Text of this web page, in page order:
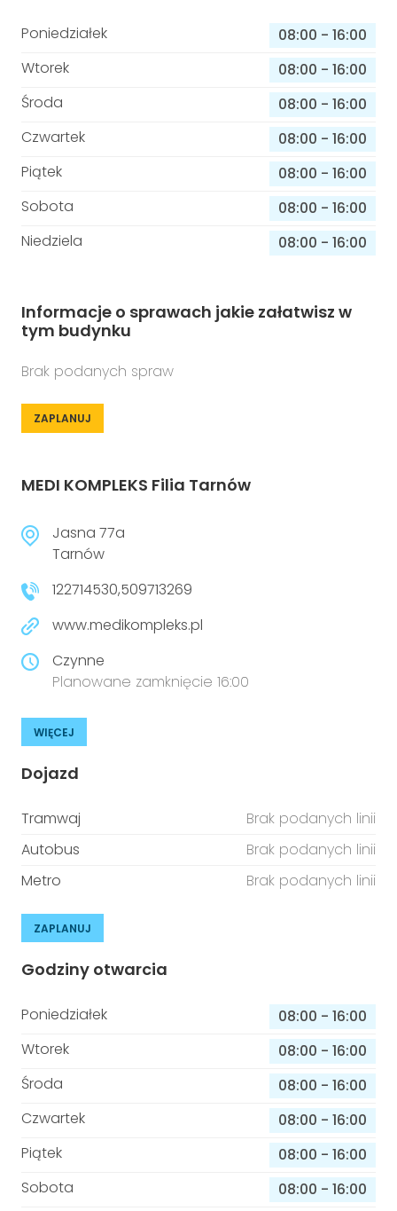
Poniedziałek 08:00 - 16:00
Wtorek
08:00 - 16:00
Środa
08:00 - 16:00
Czwartek
08:00 - 16:00
Piątek
08:00 - 16:00
Sobota
08:00 - 16:00
Niedziela
08:00 - 16:00
Informacje o sprawach jakie załatwisz w
tym budynku
Brak podanych spraw
ZAPLANUJ
MEDI KOMPLEKS Filia Tarnów
Jasna 77a
Tarnów
122714530,509713269
www.medikompleks.pl
Czynne
Planowane zamknięcie 16:00
WIĘCEJ
Dojazd
Tramwaj
Brak podanych linii
Autobus
Brak podanych linii
Metro
Brak podanych linii
ZAPLANUJ
Godziny otwarcia
Poniedziałek 08:00 - 16:00
Wtorek
08:00 - 16:00
Środa
08:00 - 16:00
Czwartek
08:00 - 16:00
Piątek
08:00 - 16:00
Sobota
08:00 - 16:00